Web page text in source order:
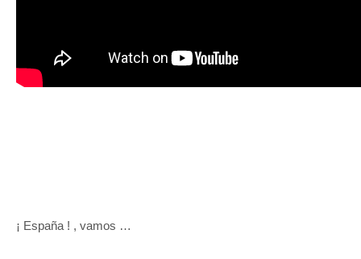
¡ España ! , vamos …